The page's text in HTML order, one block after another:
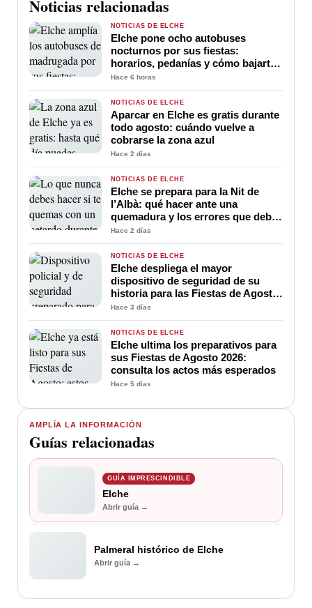
AMPLÍA LA INFORMACIÓN
Guías relacionadas
GUÍA IMPRESCINDIBLE
Elche
Abrir guía →
Palmeral histórico de Elche
Abrir guía →
Noticias relacionadas
NOTICIAS DE ELCHE
Elche pone ocho autobuses
nocturnos por sus fiestas:
horarios, pedanías y cómo bajarte
más cerca de casa
Hace 6 horas
NOTICIAS DE ELCHE
Aparcar en Elche es gratis durante
todo agosto: cuándo vuelve a
cobrarse la zona azul
Hace 2 días
NOTICIAS DE ELCHE
Elche se prepara para la Nit de
l’Albà: qué hacer ante una
quemadura y los errores que debes
evitar
Hace 2 días
NOTICIAS DE ELCHE
Elche despliega el mayor
dispositivo de seguridad de su
historia para las Fiestas de Agosto:
3.725 efectivos
Hace 3 días
NOTICIAS DE ELCHE
Elche ultima los preparativos para
sus Fiestas de Agosto 2026:
consulta los actos más esperados
Hace 5 días